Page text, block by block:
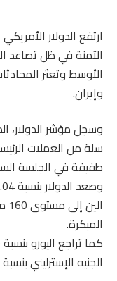
ارتفع الدولار
الآمنة في ظل تصاعد
الأوسط وتعثر
وإيران.
وسجل مؤشر الدولار،
طفيفة في الجلسة
المبكرة.
الجنيه الإسترليني بنسبة 0.07 بالمئة إلى 1.3455 دولار.